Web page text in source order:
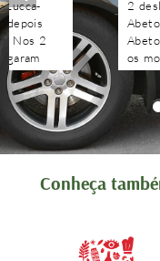
Lucca-
depois
Nos 2
2
os
e
Conheça